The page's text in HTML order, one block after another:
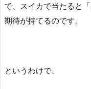
で、スイカで当たると
期待が持てるのです。
というわけで、